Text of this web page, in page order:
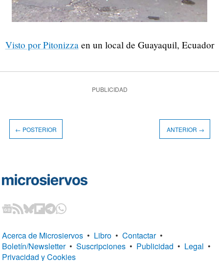
Visto por Pitonizzaen un local de Guayaquil, Ecuador
PUBLICIDAD
← POSTERIOR ANTERIOR →
Acerca de Microsiervos • Libro • Contactar •
Boletín/Newsletter • Suscripciones • Publicidad • Legal •
Privacidad y Cookies